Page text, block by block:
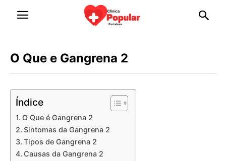
O Que e Gangrena 2
Índice
O Que é Gangrena 2
Sintomas da Gangrena 2
Tipos de Gangrena 2
Causas da Gangrena 2